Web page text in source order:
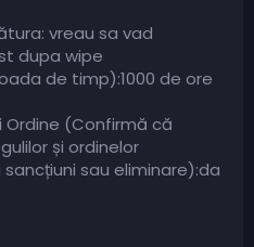
vreau sa vad
dupa wipe
de timp):1000 de ore
Ordine (Confirmă că
și ordinelor
sau eliminare):da